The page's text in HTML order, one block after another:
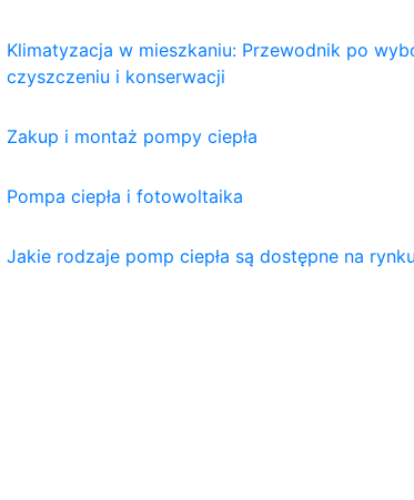
Klimatyzacja w mieszkaniu: Przewodnik po
czyszczeniu i konserwacji
Zakup i montaż pompy ciepła
Pompa ciepła i fotowoltaika
Jakie rodzaje pomp ciepła są dostępne na